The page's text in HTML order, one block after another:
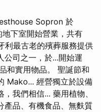
Sopron 於
下室開始營業，共有
利最古老的殯葬服務提供
公司之一，於...開始運
和實用物品。 聖誕節和
Mako... 經營獨立於設備
我們相信... 藥用植物、
產品、有機食品、無麩質